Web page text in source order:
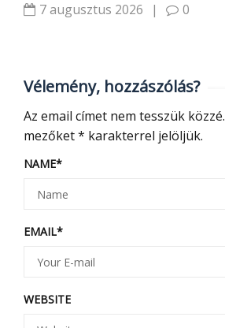
7 augusztus 2026
| 0
Vélemény, hozzászólás?
Az email címet nem tesszük közzé.
mezőket* karakterrel jelöljük.
NAME*
EMAIL*
WEBSITE